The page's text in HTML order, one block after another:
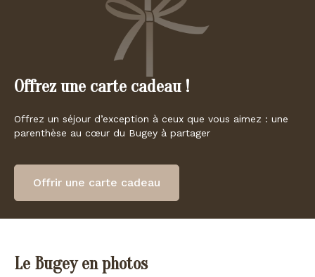
Offrez une carte cadeau !
Offrez un séjour d’exception à ceux que vous aimez : une
parenthèse au cœur du Bugey à partager
Offrir une carte cadeau
Le Bugey en photos